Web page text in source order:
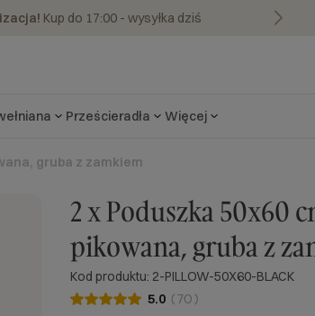
Kup do 17:00 - wysyłka dziś
Prześcieradła Więcej
gruba z zamkiem
2 x Poduszka 50x60
pikowana, gruba z
Kod produktu: 2-PILLOW-50X60-BLACK
5.0 (70 )